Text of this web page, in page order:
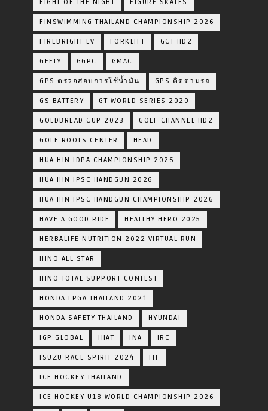
FIGHT OF THE NIGHT FIGURE SKATES
FINSWIMMING THAILAND CHAMPIONSHIP 2026
FIREBRIGHT EV FORKLIFT GCT HD2
GEELY GGPC GMAC
GPS ตรวจสอบการใช้น้ำมัน GPS ติดตามรถ
GS BATTERY GT WORLD SERIES 2020
GOLDBREAD CUP 2023 GOLF CHANNEL HD2
GOLF ROOTS CENTER HEAD
HUA HIN IDPA CHAMPIONSHIP 2026
HUA HIN IPSC HANDGUN 2026
HUA HIN IPSC HANDGUN CHAMPIONSHIP 2026
HAVE A GOOD RIDE HEALTHY HERO 2025
HERBALIFE NUTRITION 2022 VIRTUAL RUN
HINO ALL STAR
HINO TOTAL SUPPORT CONTEST
HONDA LPGA THAILAND 2021
HONDA SAFETY THAILAND HYUNDAI
IGP GLOBAL IHAT INA IRC
ISUZU RACE SPIRIT 2024 ITF
ICE HOCKEY THAILAND
ICE HOCKEY U18 WORLD CHAMPIONSHIP 2026